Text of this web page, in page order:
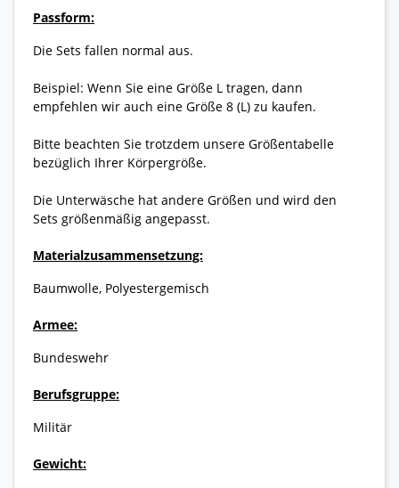
Passform:
Die Sets fallen normal aus.
Beispiel: Wenn Sie eine Größe L tragen, dann
empfehlen wir auch eine Größe 8 (L) zu kaufen.
Bitte beachten Sie trotzdem unsere Größentabelle
bezüglich Ihrer Körpergröße.
Die Unterwäsche hat andere Größen und wird den
Sets größenmäßig angepasst.
Materialzusammensetzung:
Baumwolle, Polyestergemisch
Armee:
Bundeswehr
Berufsgruppe:
Militär
Gewicht: